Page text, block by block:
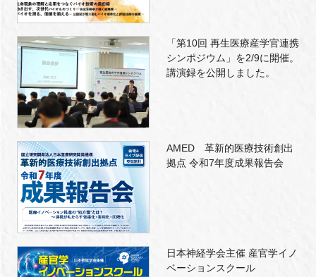
「第10回 再生医療産学官連携
シンポジウム」を2/9に開催。
講演録を公開しました。
AMED 革新的医療技術創出
拠点 令和7年度成果報告会
日本神経学会主催 産官学イノ
ベーションスクール